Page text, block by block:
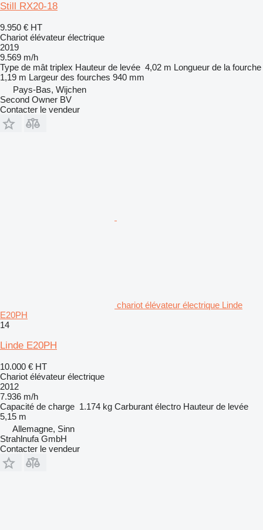
Still RX20-18
9.950 € HT
Chariot élévateur électrique
2019
9.569 m/h
Type de mât triplex Hauteur de levée 4,02 m Longueur de la fourche
1,19 m Largeur des fourches 940 mm
Pays-Bas, Wijchen
Second Owner BV
Contacter le vendeur
chariot élévateur électrique Linde
E20PH
14
Linde E20PH
10.000 € HT
Chariot élévateur électrique
2012
7.936 m/h
Capacité de charge 1.174 kg Carburant électro Hauteur de levée
5,15 m
Allemagne, Sinn
Strahlnufa GmbH
Contacter le vendeur